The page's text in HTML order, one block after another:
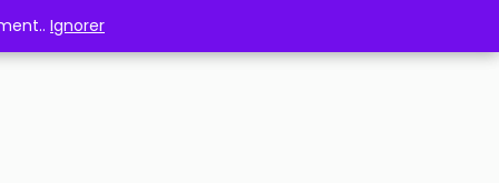
Ignorer
Ignorer